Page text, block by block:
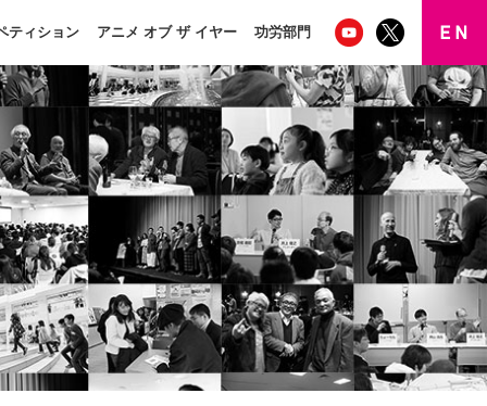
ティション アニメ オブ ザ イヤー 功労部門